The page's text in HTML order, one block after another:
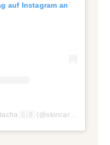
auf Instagram an